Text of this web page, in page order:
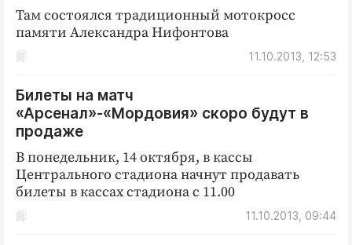
Там состоялся традиционный мотокросс
памяти Александра Нифонтова
11.10.2013, 12:53
Билеты на матч
«Арсенал»-«Мордовия» скоро будут в
продаже
В понедельник, 14 октября, в кассы
Центрального стадиона начнут продавать
билеты в кассах стадиона с 11.00
11.10.2013, 09:44